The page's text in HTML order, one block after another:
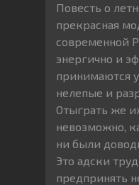
Повесть о
прекрасная
современной
энергично и
принимаются
нелепые и
Отыграть же
невозможно,
ни были
Это адски
предпринять